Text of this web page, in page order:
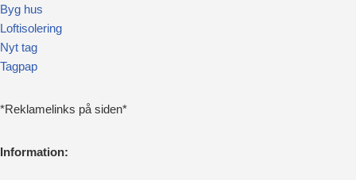
Byg hus
Loftisolering
Nyt tag
Tagpap
*Reklamelinks på siden*
Information: